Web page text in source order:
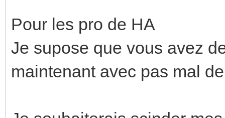
Pour les pro de HA
Je supose que vous avez
maintenant avec pas mal